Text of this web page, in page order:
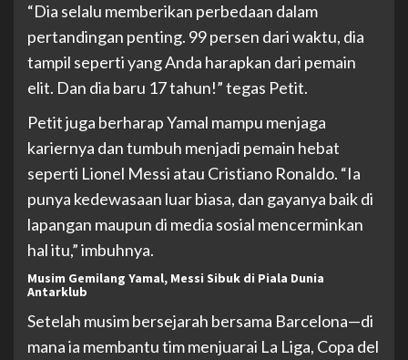
“Dia selalu memberikan perbedaan dalam
pertandingan penting. 99 persen dari waktu, dia
tampil seperti yang Anda harapkan dari pemain
elit. Dan dia baru 17 tahun!” tegas Petit.
Petit juga berharap Yamal mampu menjaga
kariernya dan tumbuh menjadi pemain hebat
seperti Lionel Messi atau Cristiano Ronaldo. “Ia
punya kedewasaan luar biasa, dan gayanya baik di
lapangan maupun di media sosial mencerminkan
hal itu,” imbuhnya.
Musim Gemilang Yamal, Messi Sibuk di Piala Dunia
Antarklub
Setelah musim bersejarah bersama Barcelona—di
mana ia membantu tim menjuarai La Liga, Copa del